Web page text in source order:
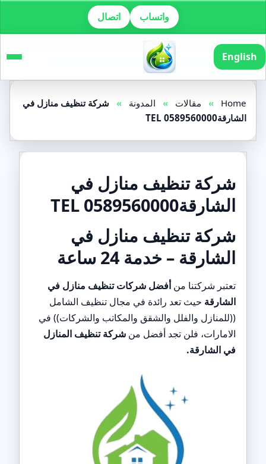
واتساب اتصال
English
Home
» مقالات » المدونة »
شركة تنظيف منازل في
الشارقةTEL 0589560000
شركة تنظيف منازل في
الشارقةTEL 0589560000
شركة تنظيف منازل في
الشارقة – خدمة 24 ساعة
تعتبر شركتنا منأفضل شركات تنظيف منازل في
الشارقة حيث تعد رائدة في مجال تنظيف الشامل
((للمنازل والفلل والشقق والمكاتب والشركات)) في
الامارات، فلن تجد أفضل من شركة تنظيف المنازل
في الشارقة.